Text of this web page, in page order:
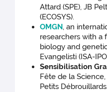
Attard (SPE), JB
(ECOSYS).
OMGN, an
researchers with a
biology and
Evangelisti (ISA-
Sensibilisation
Fête de la
Petits